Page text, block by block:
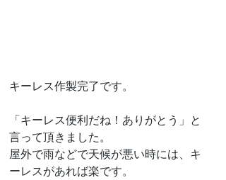
キーレス作製完了です。
「キーレス便利だね！ありがとう」と
言って頂きました。
屋外で雨などで天候が悪い時には、キ
ーレスがあれば楽です。